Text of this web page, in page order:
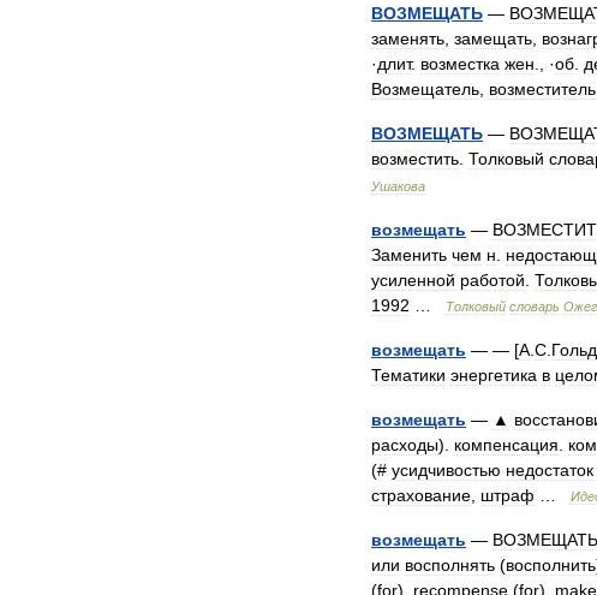
ВОЗМЕЩАТЬ —
заменять замещать
·длит. возместка жен ., ·об
Возмещатель возместитель
ВОЗМЕЩАТЬ —
возместить Толковый
Ушакова
возмещать —
Заменить чем н
усиленной работой
1992
Толковый словарь
возмещать — — [А С
Тематики энергетика в
возмещать — ▲
расходы). компенсация
(# усидчивостью недостаток
страхование штраф
возмещать — ВОЗМЕЩАТЬ
или восполнять (восполнить
(for), recompense (for), make